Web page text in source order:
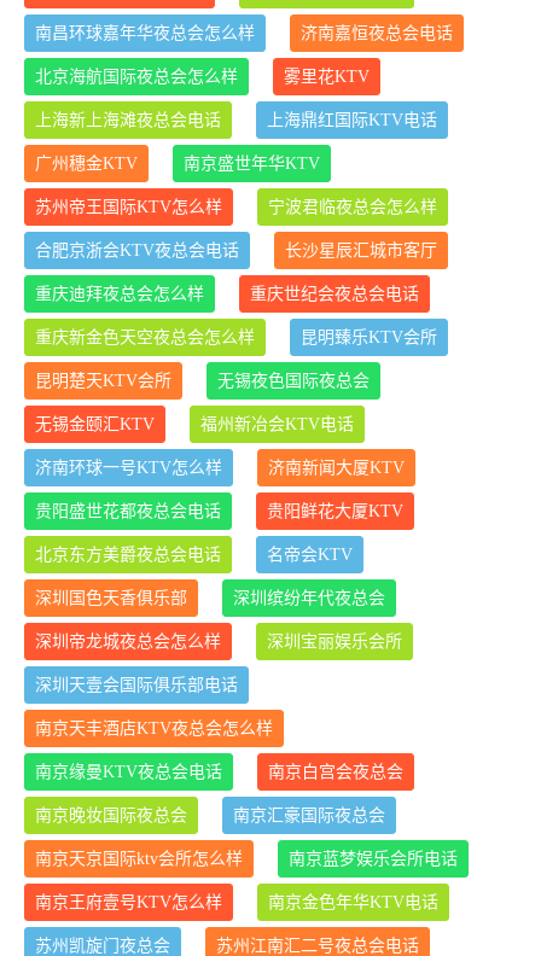
南昌环球嘉年华夜总会怎么样 济南嘉恒夜总会电话
北京海航国际夜总会怎么样 雾里花KTV
上海新上海滩夜总会电话 上海鼎红国际KTV电话
广州穗金KTV 南京盛世年华KTV
苏州帝王国际KTV怎么样 宁波君临夜总会怎么样
合肥京浙会KTV夜总会电话 长沙星辰汇城市客厅
重庆迪拜夜总会怎么样 重庆世纪会夜总会电话
重庆新金色天空夜总会怎么样 昆明臻乐KTV会所
昆明楚天KTV会所 无锡夜色国际夜总会
无锡金颐汇KTV 福州新冶会KTV电话
济南环球一号KTV怎么样 济南新闻大厦KTV
贵阳盛世花都夜总会电话 贵阳鲜花大厦KTV
北京东方美爵夜总会电话 名帝会KTV
深圳国色天香俱乐部 深圳缤纷年代夜总会
深圳帝龙城夜总会怎么样 深圳宝丽娱乐会所
深圳天壹会国际俱乐部电话
南京天丰酒店KTV夜总会怎么样
南京缘曼KTV夜总会电话 南京白宫会夜总会
南京晚妆国际夜总会 南京汇豪国际夜总会
南京天京国际ktv会所怎么样 南京蓝梦娱乐会所电话
南京王府壹号KTV怎么样 南京金色年华KTV电话
苏州凯旋门夜总会 苏州江南汇二号夜总会电话